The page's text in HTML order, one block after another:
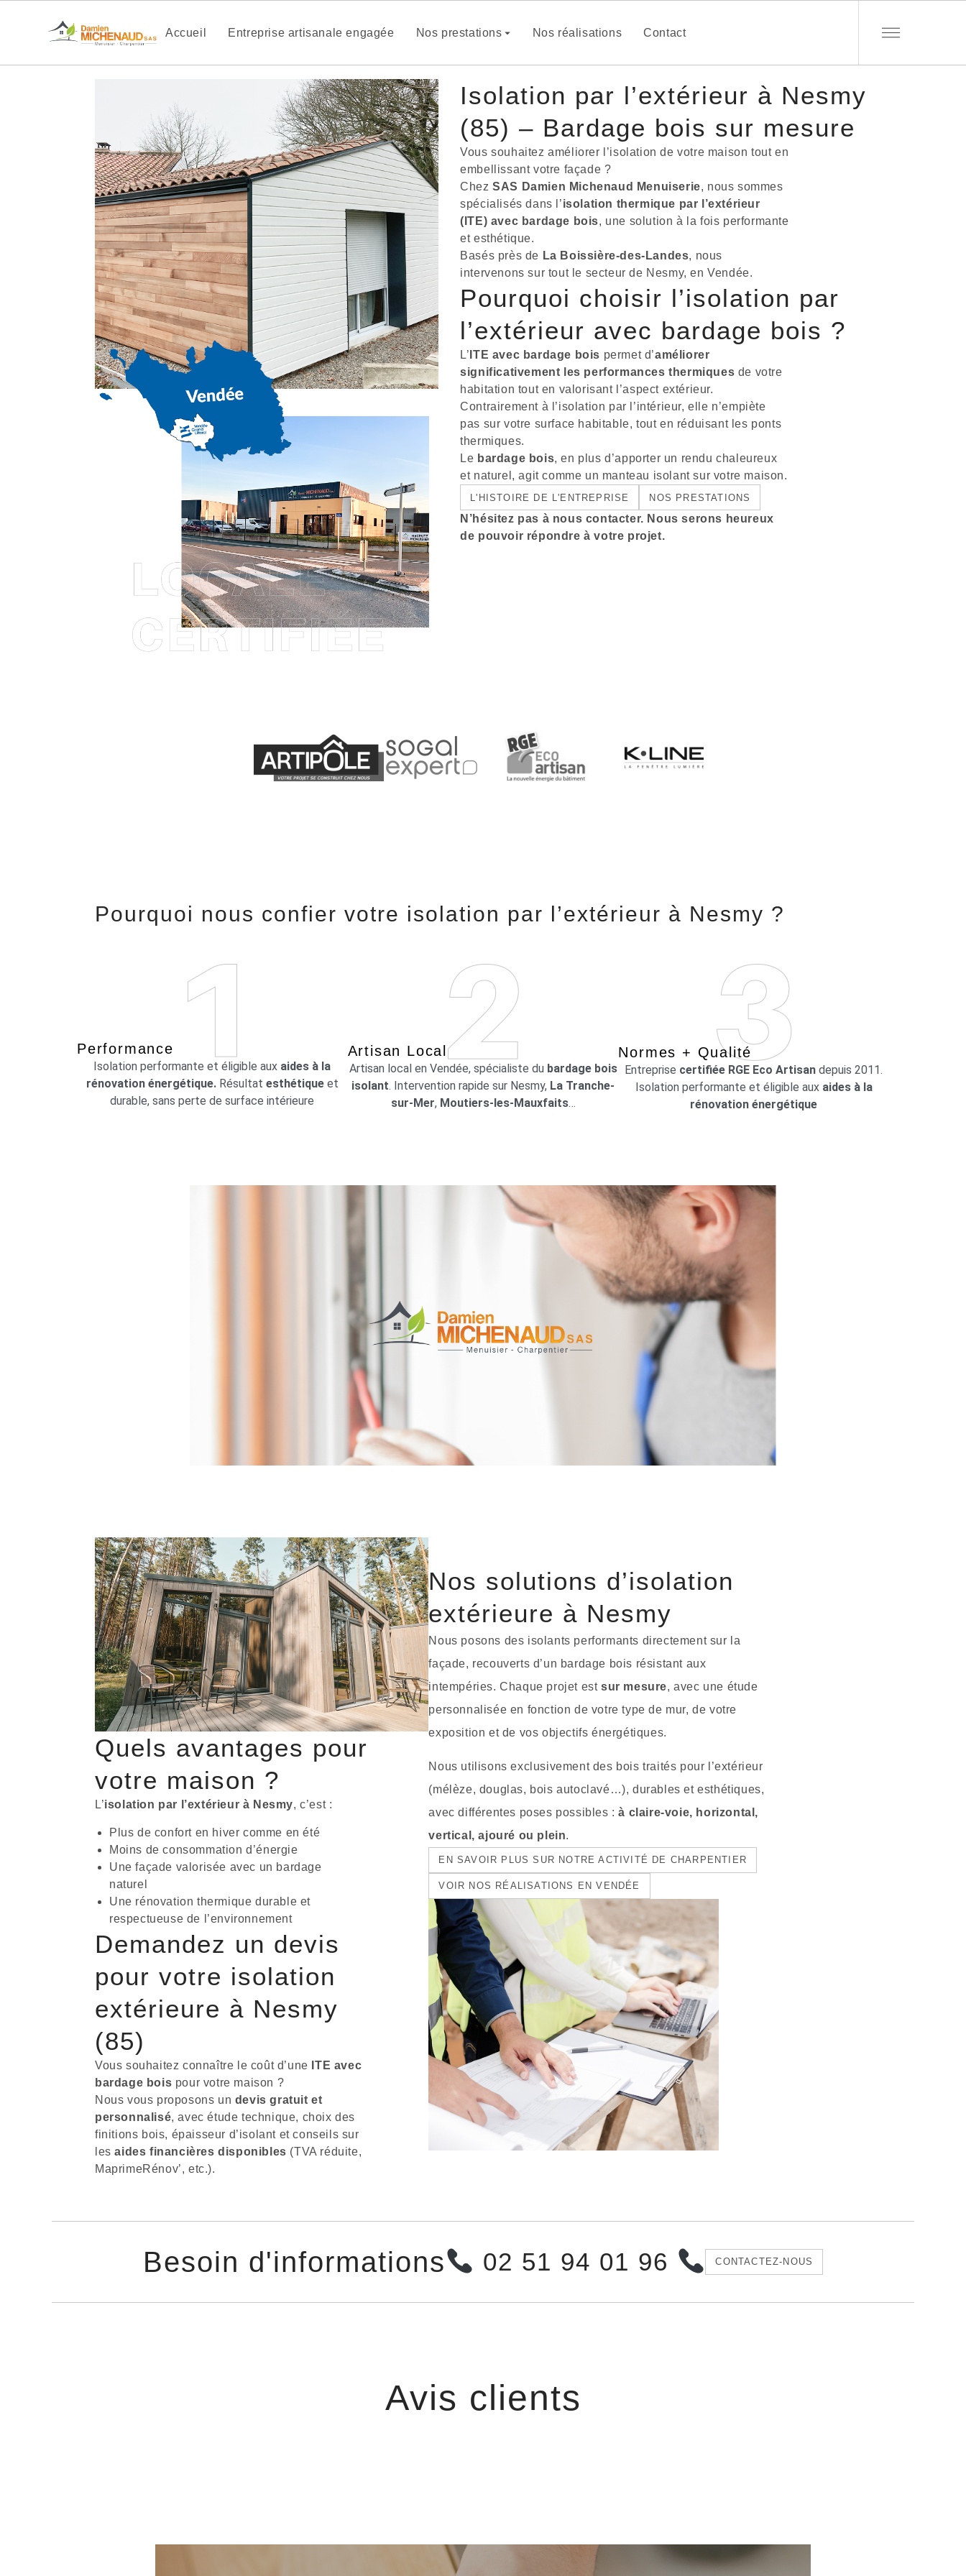
Accueil Entreprise artisanale engagée Nos prestations Nos réalisations Contact
Isolation par l’extérieur à Nesmy
(85) – Bardage bois sur mesure
Vous souhaitez améliorer l’isolation de votre maison tout en
embellissant votre façade ?
ChezSAS Damien Michenaud Menuiserie, nous sommes
spécialisés dans l’isolation thermique par l’extérieur
(ITE) avec bardage bois, une solution à la fois performante
et esthétique.
Basés près de La Boissière-des-Landes, nous
intervenons sur tout le secteur de Nesmy, en Vendée.
Pourquoi choisir l’isolation par
l’extérieur avec bardage bois ?
L’ ITE avec bardage bois permet d’améliorer
significativement les performances thermiques de votre
habitation tout en valorisant l’aspect extérieur.
Contrairement à l’isolation par l’intérieur, elle n’empiète
pas sur votre surface habitable, tout en réduisant les ponts
thermiques.
Le bardage bois, en plus d’apporter un rendu chaleureux
et naturel, agit comme un manteau isolant sur votre maison.
L'HISTOIRE DE L'ENTREPRISE NOS PRESTATIONS
N’hésitez pas à nous contacter. Nous serons heureux
de pouvoir répondre à votre projet.
Pourquoi nous confier votre isolation par l’extérieur à Nesmy ?
Performance
Isolation performante et éligible aux aides à la
rénovation énergétique. Résultat esthétique et
durable, sans perte de surface intérieure
Artisan Local
Artisan local en Vendée, spécialiste du bardage bois
isolant. Intervention rapide sur Nesmy, La Tranche-
sur-Mer, Moutiers-les-Mauxfaits…
Normes + Qualité
Entreprise certifiée RGE Eco Artisan depuis 2011.
Isolation performante et éligible aux aides à la
rénovation énergétique
Quels avantages pour
votre maison ?
L’isolation par l’extérieur à Nesmy, c’est :
Plus de confort en hiver comme en été
Moins de consommation d’énergie
Une façade valorisée avec un bardage
naturel
Une rénovation thermique durable et
respectueuse de l’environnement
Demandez un devis
pour votre isolation
extérieure à Nesmy
(85)
Vous souhaitez connaître le coût d’une ITE avec
bardage bois pour votre maison ?
Nous vous proposons un devis gratuit et
personnalisé, avec étude technique, choix des
finitions bois, épaisseur d’isolant et conseils sur
lesaides financières disponibles (TVA réduite,
MaprimeRénov’, etc.).
Nos solutions d’isolation
extérieure à Nesmy
Nous posons des isolants performants directement sur la
façade, recouverts d’un bardage bois résistant aux
intempéries. Chaque projet est sur mesure, avec une étude
personnalisée en fonction de votre type de mur, de votre
exposition et de vos objectifs énergétiques.
Nous utilisons exclusivement des bois traités pour l’extérieur
(mélèze, douglas, bois autoclavé…), durables et esthétiques,
avec différentes poses possibles :à claire-voie, horizontal,
vertical, ajouré ou plein.
EN SAVOIR PLUS SUR NOTRE ACTIVITÉ DE CHARPENTIER
VOIR NOS RÉALISATIONS EN VENDÉE
Besoin d'informations 02 51 94 01 96 CONTACTEZ-NOUS
Avis clients